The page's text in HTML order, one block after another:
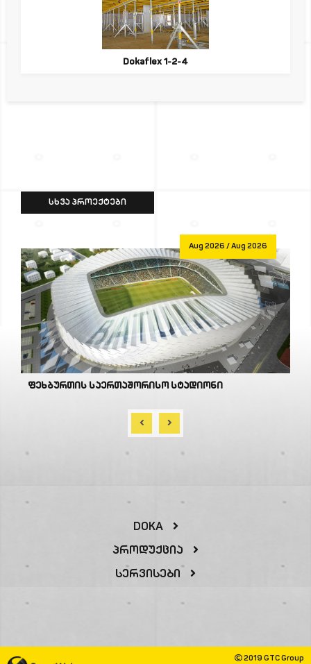
Dokaflex 1-2-4
ᲡᲮᲕᲐ ᲞᲠᲝᲔᲥᲢᲔᲑᲘ
Aug 2026 / Aug 2026
ფეხბურთის საერთაშორისო სტადიონი
DOKA
Პროდუქცია
Სერვისები
2019 GTC Group